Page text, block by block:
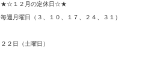
★☆１２月の定休日☆★
毎週月曜日（３、１０、１７、２４、３１）
２２日（土曜日）